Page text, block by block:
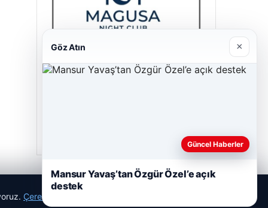
Çerez Politikamız
Göz Atın ×
Güncel Haberler
Mansur Yavaş’tan Özgür Özel’e açık
destek